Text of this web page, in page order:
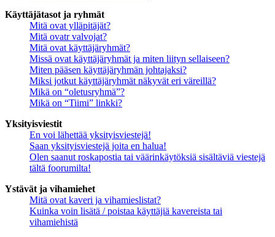
Käyttäjätasot ja ryhmät
Mitä ovat ylläpitäjät?
Mitä ovatr valvojat?
Mitä ovat käyttäjäryhmät?
Missä ovat käyttäjäryhmät ja miten liityn sellaiseen?
Miten pääsen käyttäjäryhmän johtajaksi?
Miksi jotkut käyttäjäryhmät näkyvät eri väreillä?
Mikä on “oletusryhmä”?
Mikä on “Tiimi” linkki?
Yksityisviestit
En voi lähettää yksityisviestejä!
Saan yksityisviestejä joita en halua!
Olen saanut roskapostia tai väärinkäytöksiä sisältäviä viestejä
tältä foorumilta!
Ystävät ja vihamiehet
Mitä ovat kaveri ja vihamieslistat?
Kuinka voin lisätä / poistaa käyttäjiä kavereista tai
vihamiehistä